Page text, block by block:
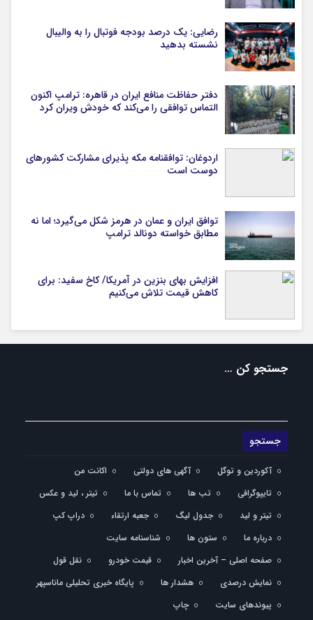
رضایی: یک درصد بودجه فوتبال را به والیبال
نشسته بدهید
دفتر حفاظت منافع ایران در قاهره: ترامپ اکنون
التماس توافقی را می‌کند که خودش ویران کرد
اردوغان: توافقنامه مکه پذیرای مشارکت کشورهای
دوست است
توافق ایران و عمان در هرمز شکل می‌گیرد؛ اما نه
مطابق خواسته دونالد ترامپ
افزایش بهای بنزین در آمریکا/ کاخ سفید: برای
کاهش قیمت تلاش می‌کنیم
جستجو کن …
آکوردین و توگل آگهی های دولتی
اکانت من
تایپوگرافی
تب ها تماس با ما
تیتر ، لید و عکس
تیتر و لید
جدول لیگ جعبه ارتقاء
دراپ کپ
درباره ما
ستون ها
شناسنامه سایت
صفحه اصلی – آخرین اخبار
قیمت خودرو
نقل قول
نمایش درصدی
هشدار ها
پایگاه خبری تحلیلی ماناسپهر
پیوندهای سایت
چاپ